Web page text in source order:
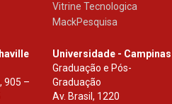
Vitrine Tecnologica
MackPesquisa
905 –
Universidade - Campinas
Graduação e Pós-
Graduação
Av. Brasil, 1220